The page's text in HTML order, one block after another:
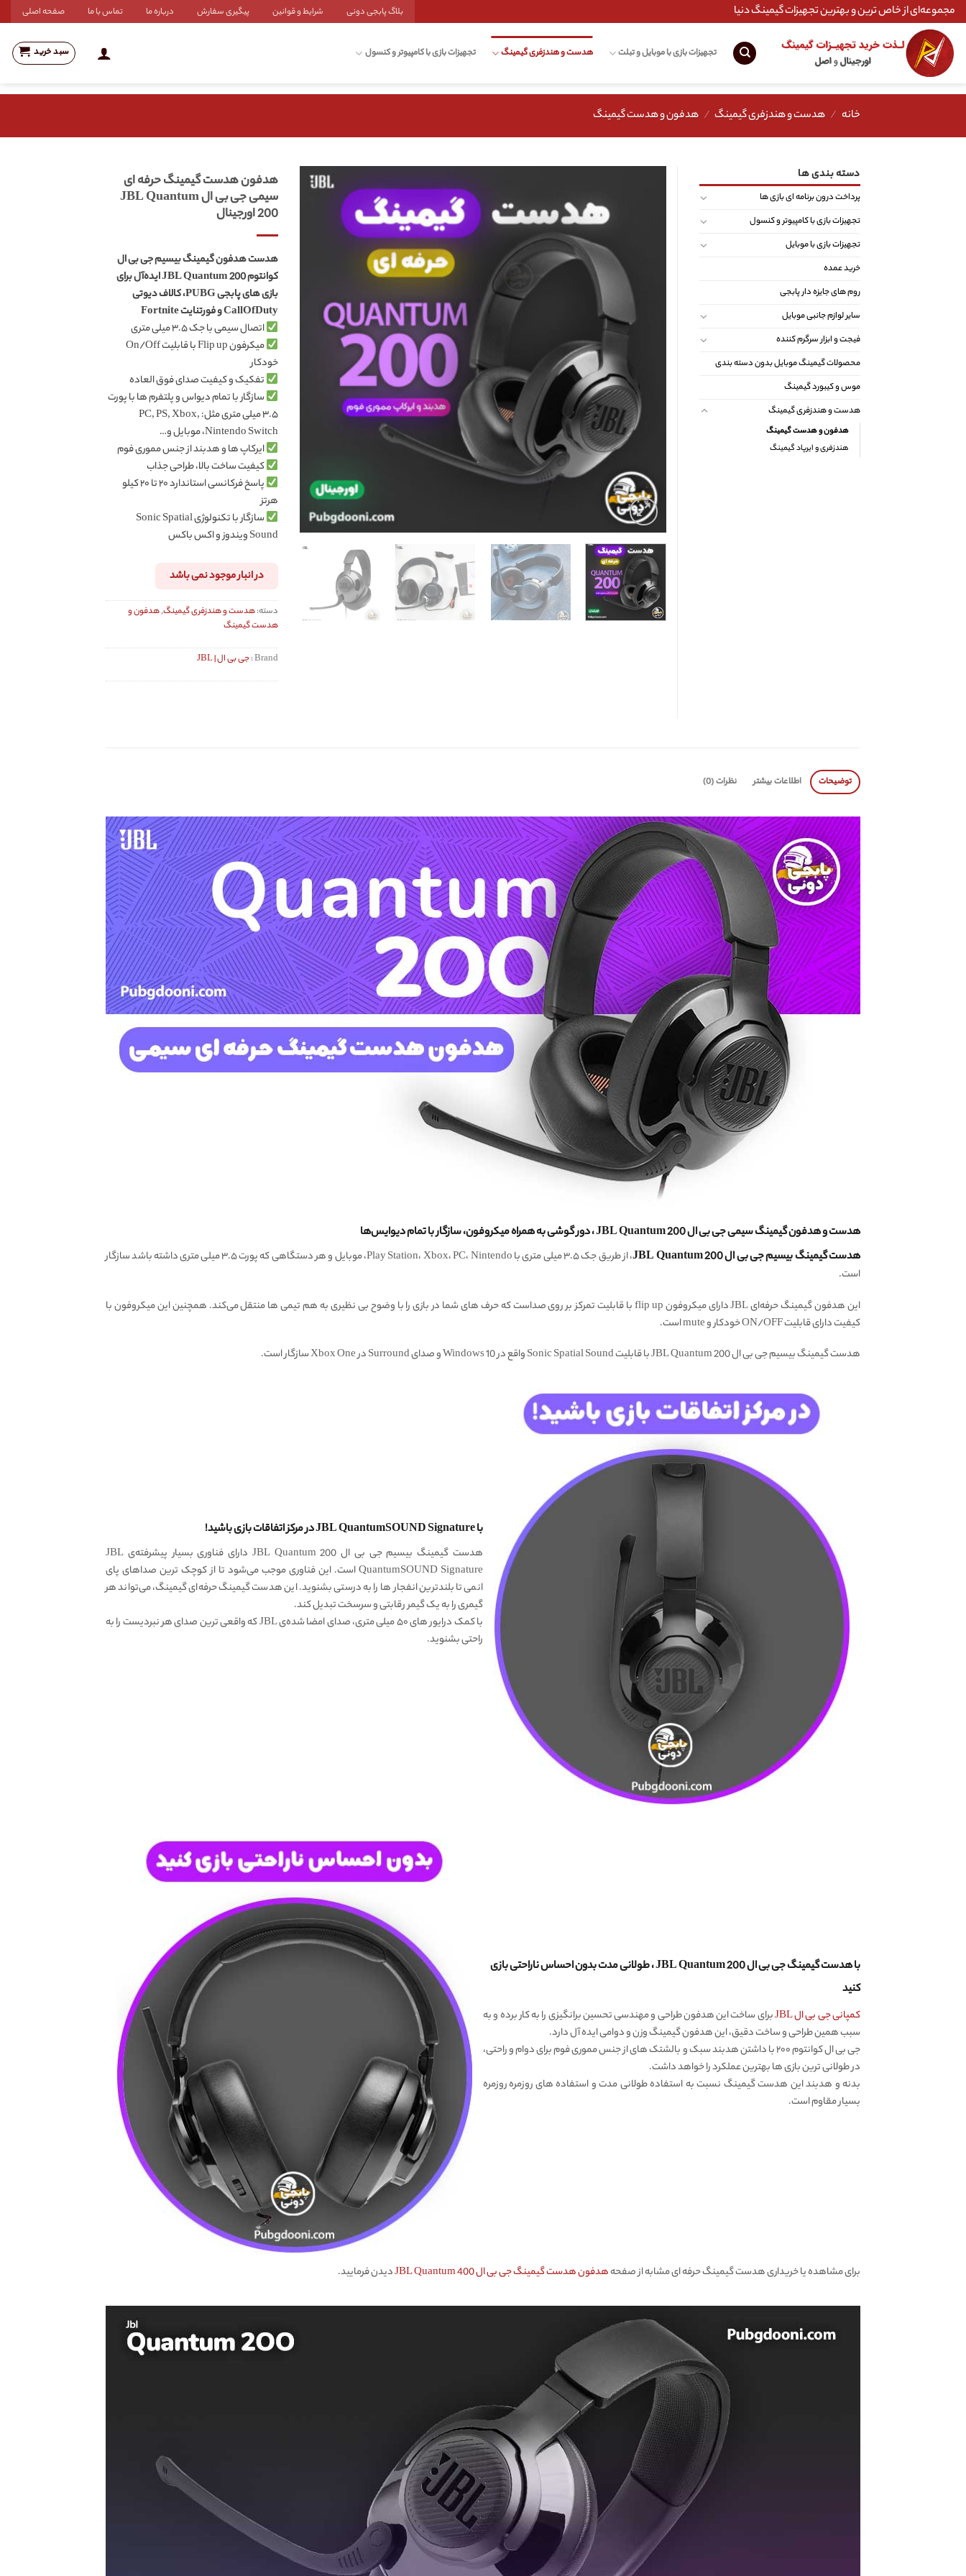
Skip
to
content
مجموعه‌ای از خاص ترین و بهترین تجهیزات گیمینگ دنیا بلاگ پابجی دونی شرایط و قوانین پیگیری سفارش درباره ما تماس با ما صفحه اصلی
تجهیزات بازی با موبایل و تبلت هدست و هندزفری گیمینگ تجهیزات بازی با کامپیوتر و کنسول سبد خرید
خانه / هدست و هندزفری گیمینگ / هدفون و هدست گیمینگ
هدفون هدست گیمینگ حرفه ای
سیمی جی بی ال JBL Quantum
200 اورجینال
هدست هدفون گیمینگ بیسیم جی بی ال
کوانتوم JBL Quantum 200 ایده‌آل برای
بازی های پابجی PUBG، کالاف دیوتی
CallOfDuty و فورتنایت Fortnite
اتصال سیمی با جک ۳.۵ میلی متری
میکرفون Flip up با قابلیت On/Off
خودکار
تفکیک و کیفیت صدای فوق العاده
سازگار با تمام دیواس و پلتفرم ها با پورت
۳.۵ میلی متری مثل: PC, PS, Xbox,
Nintendo Switch، موبایل و…
ایرکاپ ها و هدبند از جنس مموری فوم
کیفیت ساخت بالا، طراحی جذاب
پاسخ فرکانسی استاندارد ۲۰ تا ۲۰ کیلو
هرتز
سازگار با تکنولوژی Sonic Spatial
Sound ویندوز و اکس باکس
در انبار موجود نمی باشد
دسته:هدست و هندزفری گیمینگ,هدفون و
هدست گیمینگ
Brand : جی بی ال | JBL
دسته بندی ها
پرداخت درون برنامه ای بازی ها
تجهیزات بازی با کامپیوتر و کنسول
تجهیزات بازی با موبایل
خرید عمده
روم های جایزه دار پابجی
سایر لوازم جانبی موبایل
فیجت و ابزار سرگرم کننده
محصولات گیمینگ موبایل بدون دسته بندی
موس و کیبورد گیمینگ
هدست و هندزفری گیمینگ
هدفون و هدست گیمینگ
هندزفری و ایرپاد گیمینگ
توضیحات اطلاعات بیشتر نظرات (0)
هدست و هدفون گیمینگ سیمی جی بی ال JBL Quantum 200 ، دور گوشی به همراه میکروفون، سازگار با تمام دیوایس‌ها
هدست گیمینگ بیسیم جی بی ال JBL Quantum 200
، از طریق جک ۳.۵ میلی متری با Play Station، Xbox، PC، Nintendo، موبایل و هر دستگاهی که پورت ۳.۵ میلی متری داشته باشد سازگار
است.
این هدفون گیمینگ حرفه‌ای JBL دارای میکروفون flip up با قابلیت تمرکز بر روی صداست که حرف های شما در بازی را با وضوح بی نظیری به هم تیمی ها منتقل می‌کند. همچنین این میکروفون با
کیفیت دارای قابلیت ON/OFF خودکار و mute است.
هدست گیمینگ بیسیم جی بی ال JBL Quantum 200 با قابلیت Sonic Spatial Sound واقع در Windows 10 و صدای Surround در Xbox One سازگار است.
با JBL QuantumSOUND Signature در مرکز اتفاقات بازی باشید!
هدست گیمینگ بیسیم جی بی ال JBL Quantum 200 دارای فناوری بسیار پیشرفته‌ی JBL
QuantumSOUND Signature است. این فناوری موجب می‌شود تا از کوچک ترین صداهای پای
انمی تا بلندترین انفجار ها را به درستی بشنوید. این هدست گیمینگ حرفه‌ای گیمینگ، می‌تواند هر
گیمری را به یک گیمر رقابتی و سرسخت تبدیل کند.
با کمک درایور های ۵۰ میلی متری، صدای امضا شده‌ی JBL که واقعی ترین صدای هر نبردیست را به
راحتی بشنوید.
با هدست گیمینگ جی بی ال JBL Quantum 200 ، طولانی مدت بدون احساس ناراحتی بازی
کنید
کمپانی جی بی ال JBL
برای ساخت این هدفون طراحی و مهندسی تحسین برانگیزی را به کار برده و به
سبب همین طراحی و ساخت دقیق، این هدفون گیمینگ وزن و دوامی ایده آل دارد.
جی بی ال کوانتوم ۲۰۰ با داشتن هدبند سبک و بالشتک های از جنس مموری فوم برای دوام و راحتی،
در طولانی ترین بازی ها بهترین عملکرد را خواهد داشت.
بدنه و هدبند این هدست گیمینگ نسبت به استفاده طولانی مدت و استفاده های روزمره روزمره
بسیار مقاوم است.
برای مشاهده یا خریداری هدست گیمینگ حرفه ای مشابه از صفحههدفون هدست گیمینگ جی بی ال JBL Quantum 400 دیدن فرمایید.